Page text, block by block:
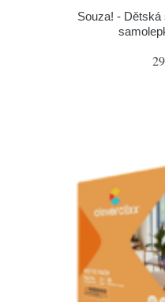
Souza! - Dětská